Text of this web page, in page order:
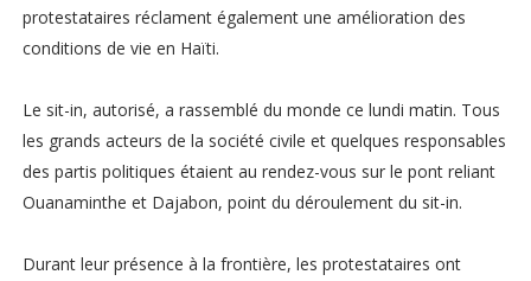
protestataires réclament également une amélioration des
conditions de vie en Haïti.
Le sit-in, autorisé, a rassemblé du monde ce lundi matin. Tous
les grands acteurs de la société civile et quelques responsables
des partis politiques étaient au rendez-vous sur le pont reliant
Ouanaminthe et Dajabon, point du déroulement du sit-in.
Durant leur présence à la frontière, les protestataires ont